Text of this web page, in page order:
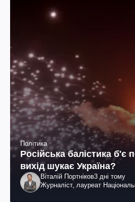
Політика
Російська балістика б'є
вихід шукає Україна?
Віталій Портніков3 дні тому
Журналіст, лауреат